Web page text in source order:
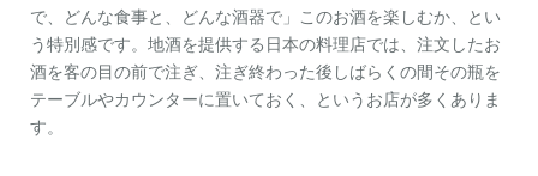
で、どんな食事と、どんな酒器で」このお酒を楽しむか、とい
う特別感です。地酒を提供する日本の料理店では、注文したお
酒を客の目の前で注ぎ、注ぎ終わった後しばらくの間その瓶を
テーブルやカウンターに置いておく、というお店が多くありま
す。